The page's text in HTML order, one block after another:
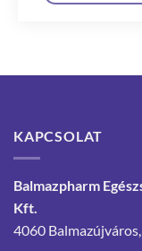
KAPCSOLAT
Balmazpharm
Kft.
4060